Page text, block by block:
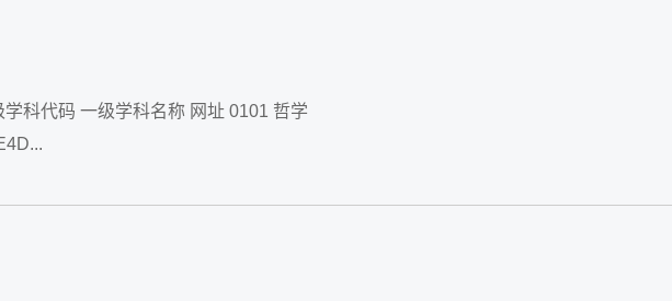
科代码 一级学科名称 网址 0101 哲学